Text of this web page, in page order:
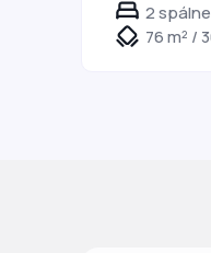
2 spálne
76 m² /